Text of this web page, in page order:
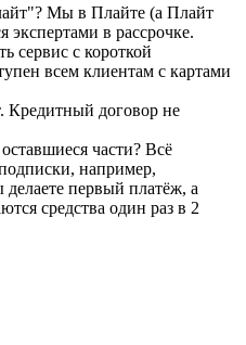
Мы в Плайте (а Плайт
в рассрочке.
сервис с короткой
всем клиентам с картами
Кредитный договор не
части? Всё
например,
первый платёж, а
средства один раз в 2